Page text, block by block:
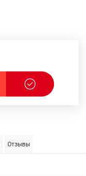
Отзывы